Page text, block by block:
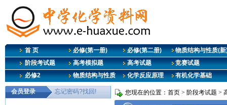
首 页 必修(第一册) 必修(第二册)
物质结构与性质(新
阶段考试题
高考模拟题 高考试题
竞赛试题
必修2
物质结构与性质 化学反应原理 有机化学基础
您现在的位置： 首页 > 阶段考试题 >